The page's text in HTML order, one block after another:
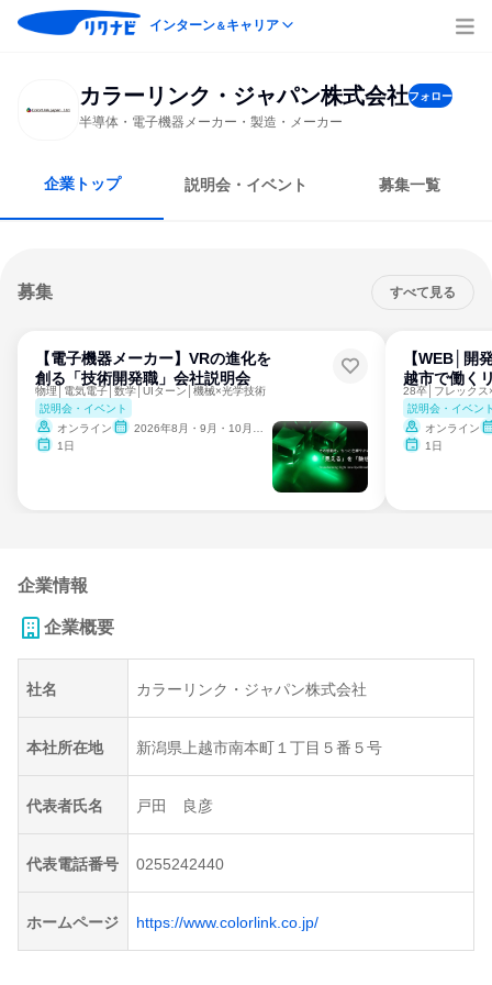
インターン＆キャリア
カラーリンク・ジャパン株式会社フォロー
半導体・電子機器メーカー・製造・メーカー
企業トップ 説明会・イベント 募集一覧
募集 すべて見る
【電子機器メーカー】VRの進化を
創る「技術開発職」会社説明会
物理│電気電子│数学│UIターン│機械×光学技術
説明会・イベント
オンライン
2026年8月・9月・10月・11月・12月
1日
【WEB│開
越市で働く
説明会・イベン
オンライン
1日
企業情報
企業概要
社名 カラーリンク・ジャパン株式会社
本社所在地 新潟県上越市南本町１丁目５番５号
代表者氏名 戸田 良彦
代表電話番号 0255242440
ホームページ https://www.colorlink.co.jp/